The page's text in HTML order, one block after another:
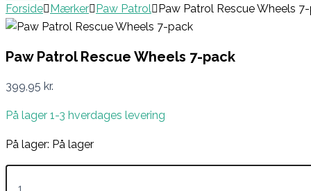
Forside Mærker Paw Patrol Paw Patrol Rescue Wheels
Paw Patrol Rescue Wheels 7-pack
399,95 kr.
På lager 1-3 hverdages levering
På lager: På lager